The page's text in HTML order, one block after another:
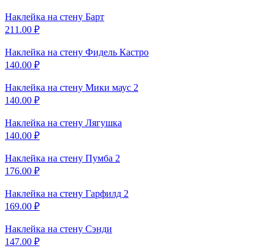
Наклейка на стену Барт
211.00 ₽
Наклейка на стену Фидель Кастро
140.00 ₽
Наклейка на стену Мики маус 2
140.00 ₽
Наклейка на стену Лягушка
140.00 ₽
Наклейка на стену Пумба 2
176.00 ₽
Наклейка на стену Гарфилд 2
169.00 ₽
Наклейка на стену Сэнди
147.00 ₽